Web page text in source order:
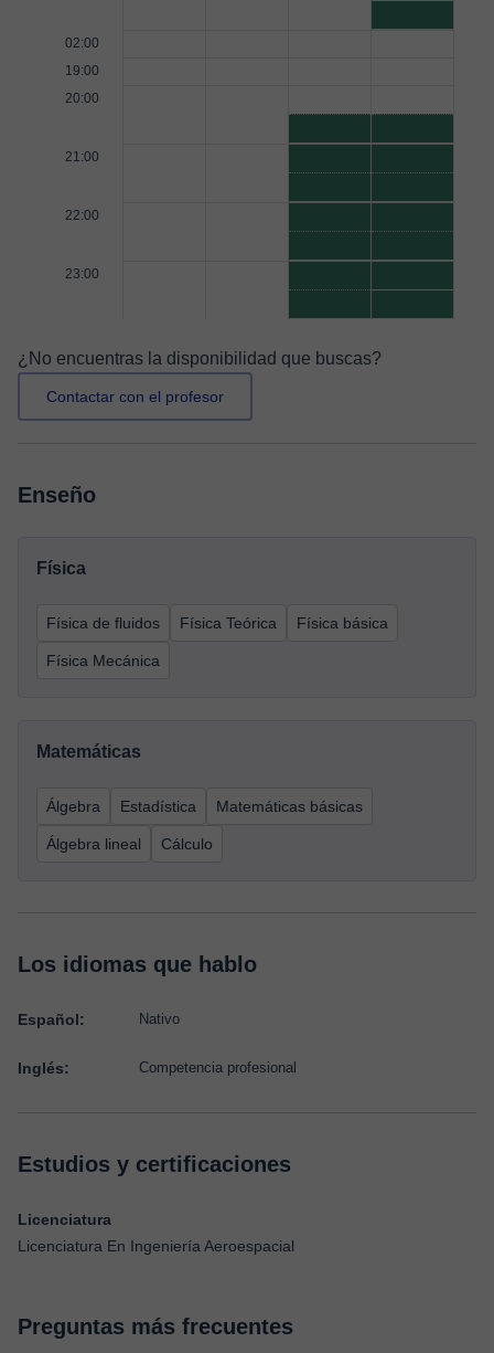
02:00
19:00
20:00
21:00
22:00
23:00
¿No encuentras la disponibilidad que buscas?
Contactar con el profesor
Enseño
Física
Física de fluidos Física Teórica Física básica
Física Mecánica
Matemáticas
Álgebra Estadística Matemáticas básicas
Álgebra lineal Cálculo
Los idiomas que hablo
Español: Nativo
Inglés: Competencia profesional
Estudios y certificaciones
Licenciatura
Licenciatura En Ingeniería Aeroespacial
Preguntas más frecuentes